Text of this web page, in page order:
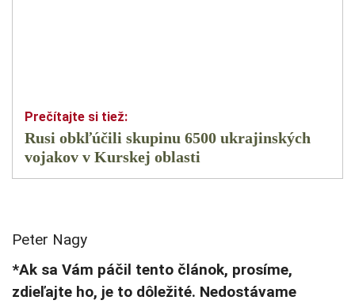
Rusi obkľúčili skupinu 6500 ukrajinských
vojakov v Kurskej oblasti
Peter Nagy
*Ak sa Vám páčil tento článok, prosíme,
zdieľajte ho, je to dôležité. Nedostávame